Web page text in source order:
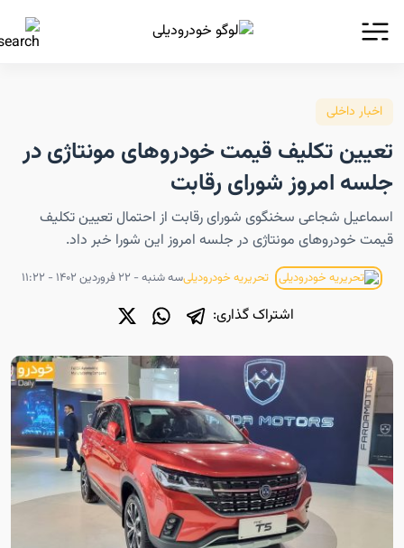
اخبار داخلی
تعیین تکلیف قیمت خودروهای مونتاژی در
جلسه امروز شورای رقابت
اسماعیل شجاعی سخنگوی شورای رقابت از احتمال تعیین تکلیف
قیمت خودروهای مونتاژی در جلسه امروز این شورا خبر داد.
تحریریه خودرودیلیسه شنبه - ۲۲ فروردین ۱۴۰۲ - ۱۱:۲۲
اشتراک گذاری: